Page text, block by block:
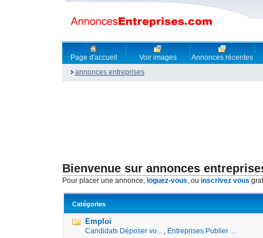
Page d'accueil Voir images
Annonces récentes
annonces entreprises
Bienvenue sur annonces
Pour placer une annonce, loguez-vous, ou inscrivez vous
Catégories
Emploi
Candidats Déposer vo... , Entreprises Publier ...